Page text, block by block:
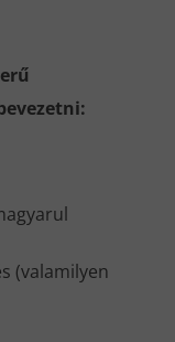
(valamilyen